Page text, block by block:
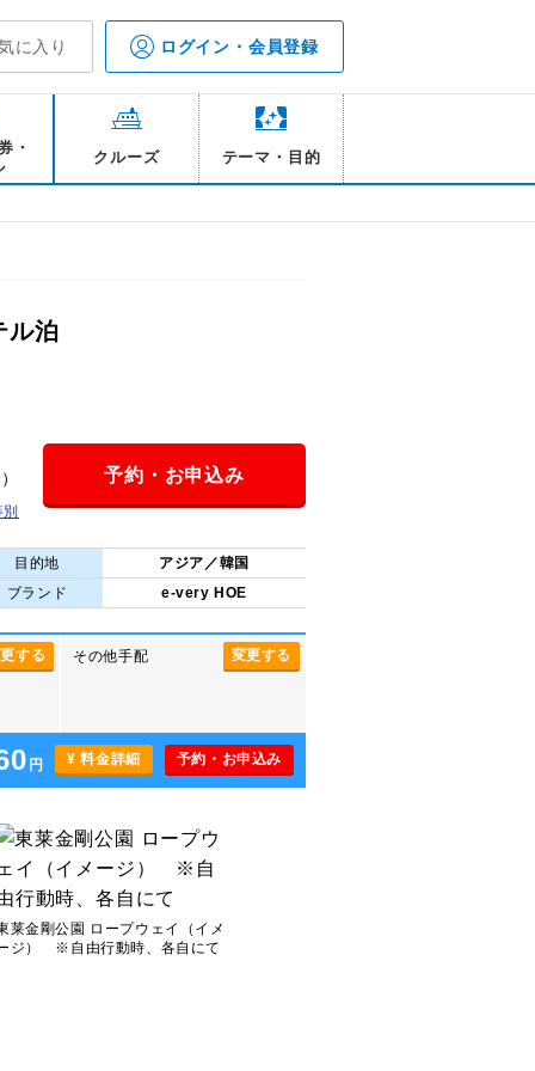
に入り ログイン・会員登録
・
クルーズ テーマ・目的
ル泊
予約・お申込み
目的地
アジア／韓国
ブランド e-very HOE
する 変更する
その他手配
円 ¥ 料金詳細 予約・お申込み
莱金剛公園 ロープウェイ（イメ
ジ） ※自由行動時、各自にて